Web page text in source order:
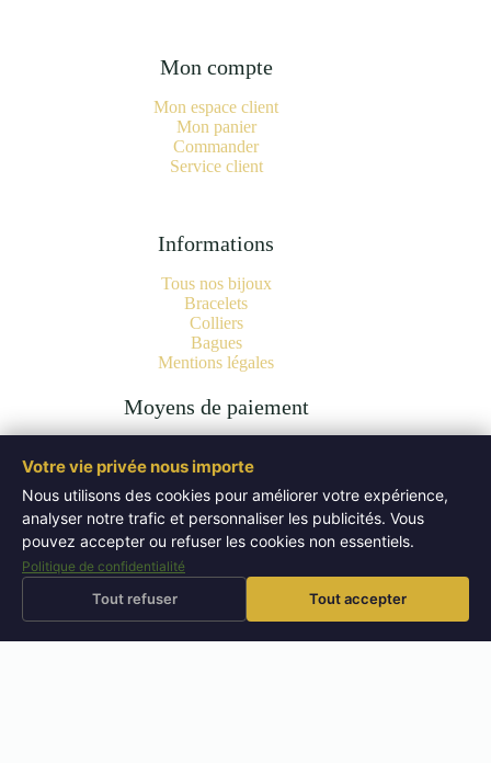
Mon compte
Mon espace client
Mon panier
Commander
Service client
Informations
Tous nos bijoux
Bracelets
Colliers
Bagues
Mentions légales
Moyens de paiement
Copyright © 2026 Bijoux Pierres Naturelles | Lithothérapie -
Authentiques Minéraux - WordPress Theme byCreative
Votre vie privée nous importe
Nous utilisons des cookies pour améliorer votre expérience,
analyser notre trafic et personnaliser les publicités. Vous
pouvez accepter ou refuser les cookies non essentiels.
Politique de confidentialité
Tout refuser Tout accepter